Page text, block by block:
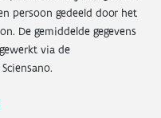
persoon gedeeld door het
De gemiddelde gegevens
via de